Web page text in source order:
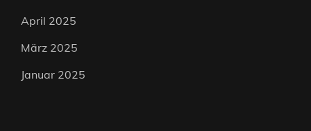
April 2025
März 2025
Januar 2025